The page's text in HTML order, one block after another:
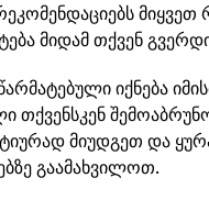
მიყვეთ
მიდამ თქვენ
იქნება
თქვენსკენ
მიუდგეთ და
გაამახვილოთ.